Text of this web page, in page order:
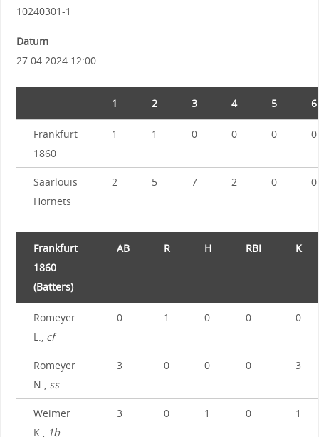
10240301-1
Datum
27.04.2024 12:00
1 2 3 4 5 6
Frankfurt
1860
1 1 0 0 0 0
Saarlouis
Hornets
2 5 7 2 0 0
Frankfurt
1860
(Batters)
AB R H RBI K
Romeyer
L., cf
0 1 0 0 0
Romeyer
N., ss
3 0 0 0 3
Weimer
K.,
1b
3 0 1 0 1